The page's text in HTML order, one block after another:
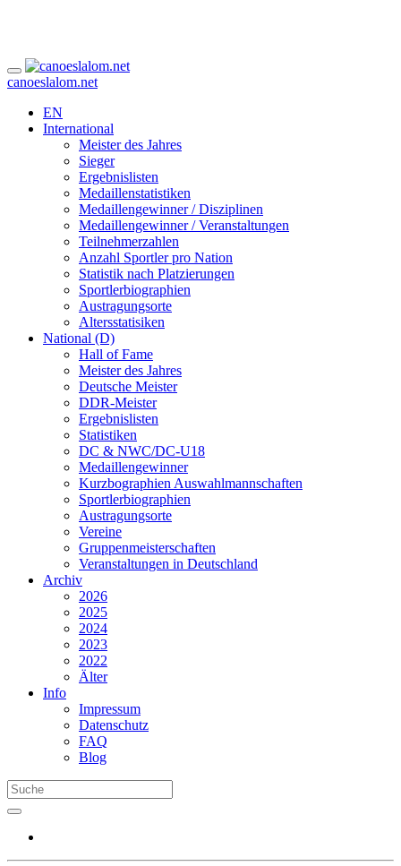
canoeslalom.net
EN
International
Meister des Jahres
Sieger
Ergebnislisten
Medaillenstatistiken
Medaillengewinner / Disziplinen
Medaillengewinner / Veranstaltungen
Teilnehmerzahlen
Anzahl Sportler pro Nation
Statistik nach Platzierungen
Sportlerbiographien
Austragungsorte
Altersstatisiken
National (D)
Hall of Fame
Meister des Jahres
Deutsche Meister
DDR-Meister
Ergebnislisten
Statistiken
DC & NWC/DC-U18
Medaillengewinner
Kurzbographien Auswahlmannschaften
Sportlerbiographien
Austragungsorte
Vereine
Gruppenmeisterschaften
Veranstaltungen in Deutschland
Archiv
2026
2025
2024
2023
2022
Älter
Info
Impressum
Datenschutz
FAQ
Blog